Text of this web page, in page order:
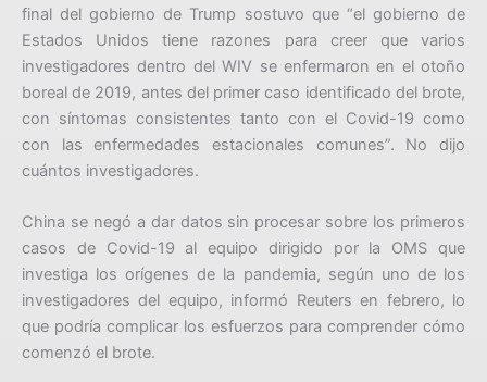
final del gobierno de Trump sostuvo que “el gobierno de
Estados Unidos tiene razones para creer que varios
investigadores dentro del WIV se enfermaron en el otoño
boreal de 2019, antes del primer caso identificado del brote,
con síntomas consistentes tanto con el Covid-19 como
con las enfermedades estacionales comunes”. No dijo
cuántos investigadores.
China se negó a dar datos sin procesar sobre los primeros
casos de Covid-19 al equipo dirigido por la OMS que
investiga los orígenes de la pandemia, según uno de los
investigadores del equipo, informó Reuters en febrero, lo
que podría complicar los esfuerzos para comprender cómo
comenzó el brote.